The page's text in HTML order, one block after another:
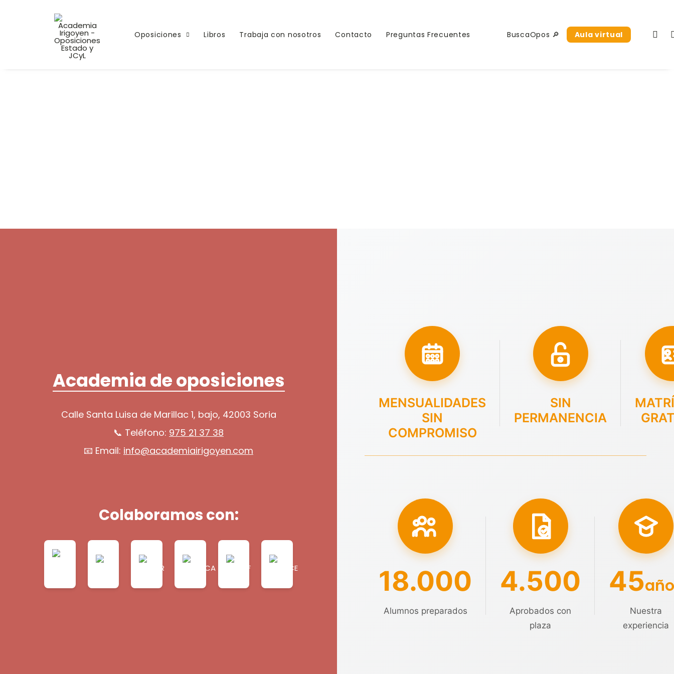
Oposiciones Libros Trabaja con nosotros Contacto Preguntas Frecuentes BuscaOpos 🔎 Aula virtual
descarga Convocatoria Auxiliar Administrativo San Esteban de Gormaz descarga
Academia de oposiciones
Calle Santa Luisa de Marillac 1, bajo, 42003 Soria
📞 Teléfono: 975 21 37 38
📧 Email: info@academiairigoyen.com
Colaboramos con:
MENSUALIDADES
SIN
COMPROMISO
SIN
PERMANENCIA
18.000
Alumnos preparados
4.500
Aprobados con
plaza
45
Nuestra
experiencia